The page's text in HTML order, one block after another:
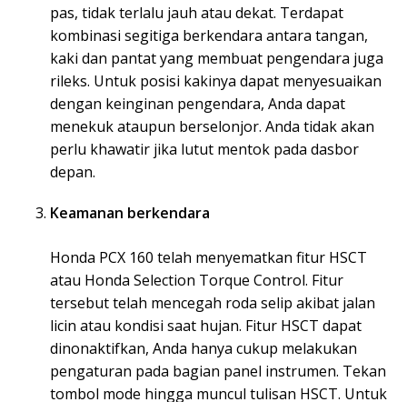
pas, tidak terlalu jauh atau dekat. Terdapat
kombinasi segitiga berkendara antara tangan,
kaki dan pantat yang membuat pengendara juga
rileks. Untuk posisi kakinya dapat menyesuaikan
dengan keinginan pengendara, Anda dapat
menekuk ataupun berselonjor. Anda tidak akan
perlu khawatir jika lutut mentok pada dasbor
depan.
Keamanan berkendara
Honda PCX 160 telah menyematkan fitur HSCT
atau Honda Selection Torque Control. Fitur
tersebut telah mencegah roda selip akibat jalan
licin atau kondisi saat hujan. Fitur HSCT dapat
dinonaktifkan, Anda hanya cukup melakukan
pengaturan pada bagian panel instrumen. Tekan
tombol mode hingga muncul tulisan HSCT. Untuk